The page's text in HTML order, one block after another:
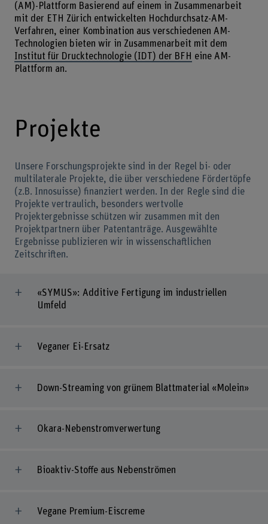
(AM)-Plattform Basierend auf einem in Zusammenarbeit
mit der ETH Zürich entwickelten Hochdurchsatz-AM-
Verfahren, einer Kombination aus verschiedenen AM-
Technologien bieten wir in Zusammenarbeit mit dem
Institut für Drucktechnologie (IDT) der BFH eine AM-
Plattform an.
Projekte
Unsere Forschungsprojekte sind in der Regel bi- oder
multilaterale Projekte, die über verschiedene Fördertöpfe
(z.B. Innosuisse) finanziert werden. In der Regle sind die
Projekte vertraulich, besonders wertvolle
Projektergebnisse schützen wir zusammen mit den
Projektpartnern über Patentanträge. Ausgewählte
Ergebnisse publizieren wir in wissenschaftlichen
Zeitschriften.
«SYMUS»: Additive Fertigung im industriellen
Umfeld
Veganer Ei-Ersatz
Down-Streaming von grünem Blattmaterial «Molein»
Okara-Nebenstromverwertung
Bioaktiv-Stoffe aus Nebenströmen
Vegane Premium-Eiscreme